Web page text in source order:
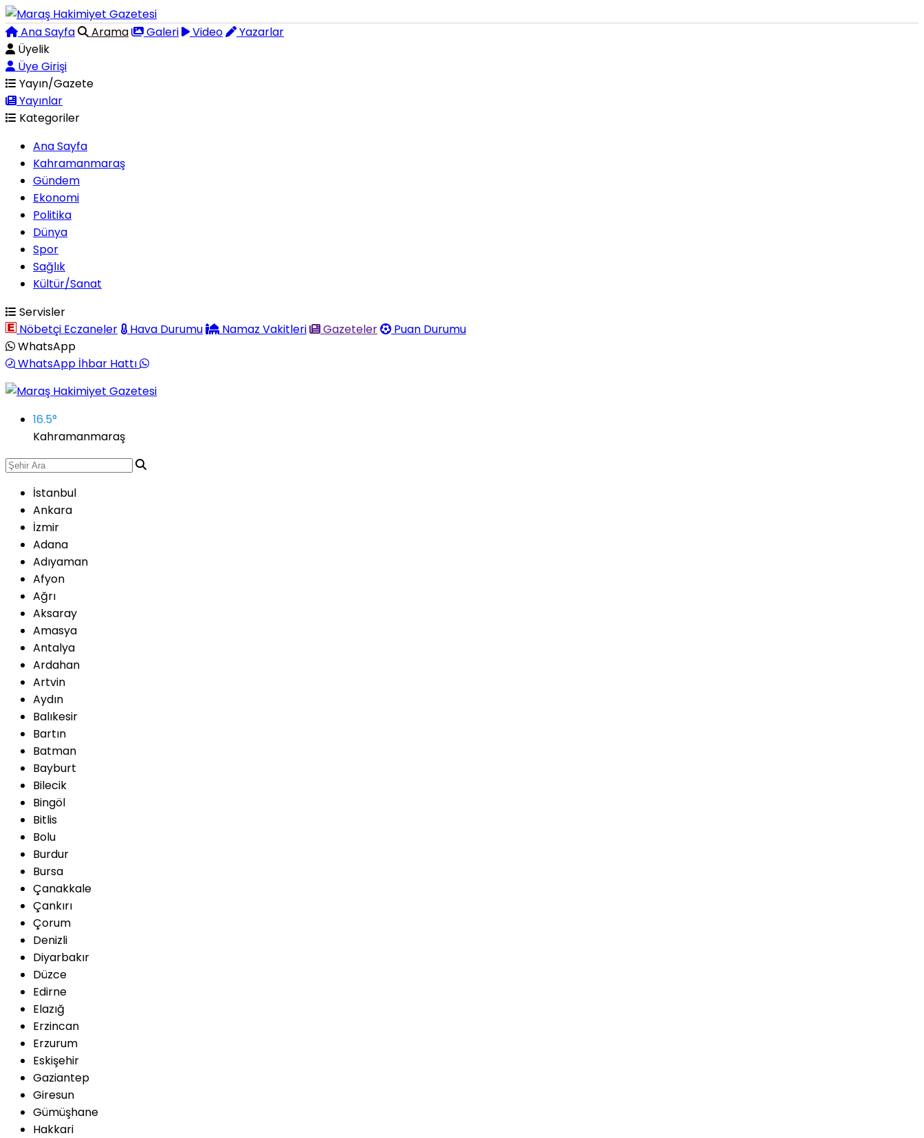
Ana Sayfa Arama Galeri Video
Yazarlar
Üyelik
Üye Girişi
Yayın/Gazete
Yayınlar
Kategoriler
Ana Sayfa
Kahramanmaraş
Gündem
Ekonomi
Politika
Dünya
Spor
Sağlık
Kültür/Sanat
Servisler
Nöbetçi Eczaneler
Hava Durumu Namaz Vakitleri Gazeteler
Puan Durumu
WhatsApp
WhatsApp İhbar Hattı
16.5°
Kahramanmaraş
İstanbul
Ankara
İzmir
Adana
Adıyaman
Afyon
Ağrı
Aksaray
Amasya
Antalya
Ardahan
Artvin
Aydın
Balıkesir
Bartın
Batman
Bayburt
Bilecik
Bingöl
Bitlis
Bolu
Burdur
Bursa
Çanakkale
Çankırı
Çorum
Denizli
Diyarbakır
Düzce
Edirne
Elazığ
Erzincan
Erzurum
Eskişehir
Gaziantep
Giresun
Gümüşhane
Hakkari